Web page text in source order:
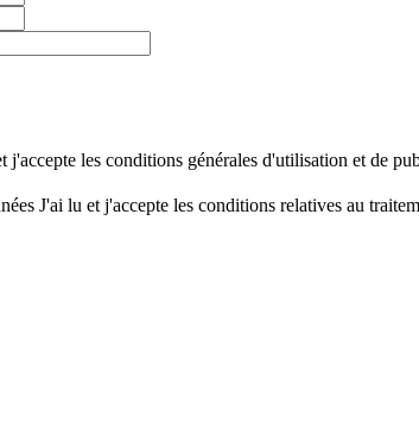
j'accepte les conditions générales d'utilisation et de
J'ai lu et j'accepte les conditions relatives au